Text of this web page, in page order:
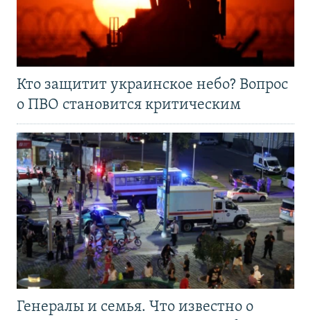
Кто защитит украинское небо? Вопрос
о ПВО становится критическим
Генералы и семья. Что известно о